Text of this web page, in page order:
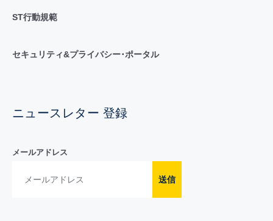
ST行動規範
セキュリティ&プライバシー･ポータル
ニュースレター 登録
メールアドレス
送信